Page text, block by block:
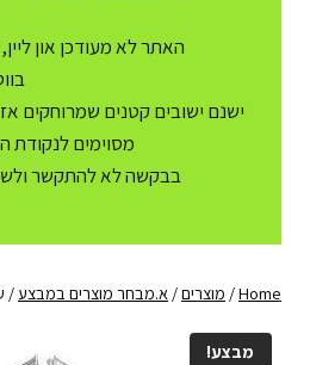
האתר לא מעודכן און
ישנם ישובים קטנים שמרוחקים
מסוימים לנקודת
בבקשה לא להתקשר
Home
/ מוצרים/ א.מבחר מוצרים במבצע /
מבצע!